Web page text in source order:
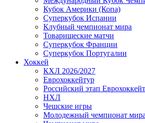
Кубок Америки (Копа)
Суперкубок Испании
Клубный чемпионат мира
Товарищеские матчи
Суперкубок Франции
Суперкубок Португалии
Хоккей
КХЛ 2026/2027
Еврохоккейтур
Российский этап
НХЛ
Чешские игры
Молодежный чемпионат мира